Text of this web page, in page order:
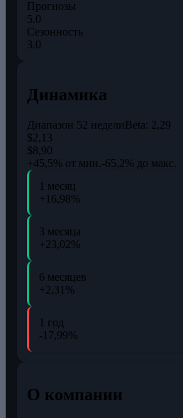
Прогнозы
5.0
Сезонность
3.0
Динамика
Диапазон 52 неделиBeta: 2,29
$2,13
$8,90
+45,5% от мин.-65,2% до макс.
1 месяц
+16,98%
3 месяца
+23,02%
6 месяцев
+2,31%
1 год
-17,99%
О компании